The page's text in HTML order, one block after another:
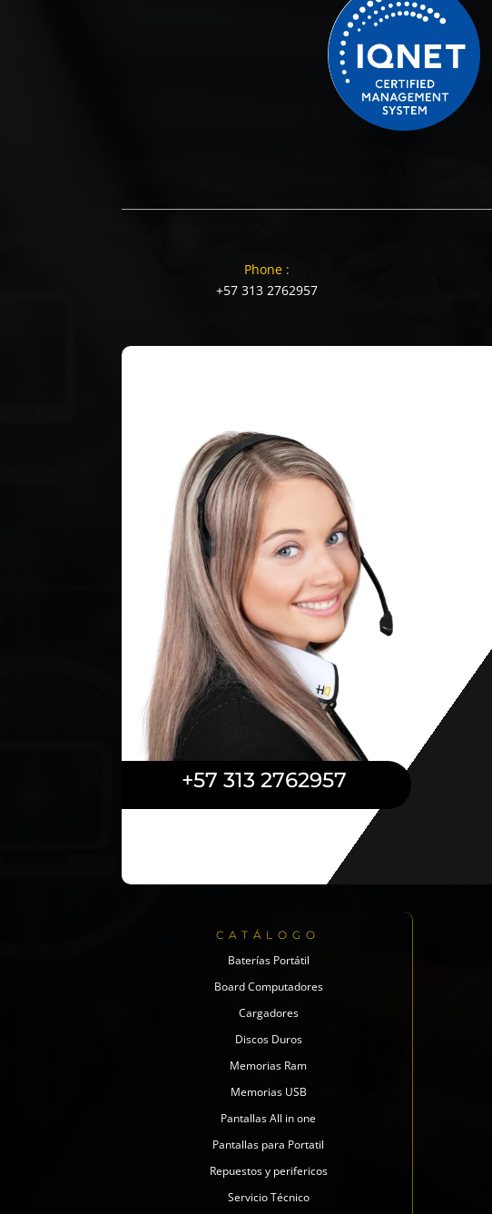
Phone :
+57 313 2762957
+57 313 2762957
CATÁLOGO
Baterías Portátil
Board Computadores
Cargadores
Discos Duros
Memorias Ram
Memorias USB
Pantallas All in one
Pantallas para Portatil
Repuestos y perifericos
Servicio Técnico